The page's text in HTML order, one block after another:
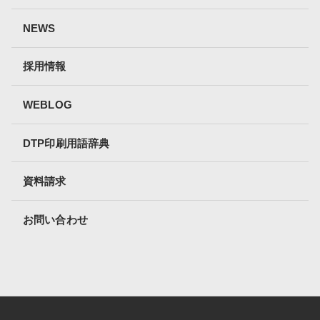
NEWS
採用情報
WEBLOG
DTP印刷用語辞典
資料請求
お問い合わせ